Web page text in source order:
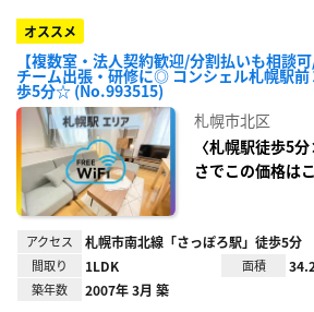
オススメ
【複数室・法人契約歓迎/分割払いも相談可
チーム出張・研修に◎ コンシェル札幌駅
歩5分☆ (No.993515)
札幌市北区
〈札幌駅徒歩5
さでこの価格は
アクセス 札幌市南北線「さっぽろ駅」徒歩5分
間取り 1LDK 面積
築年数 2007年 3月 築